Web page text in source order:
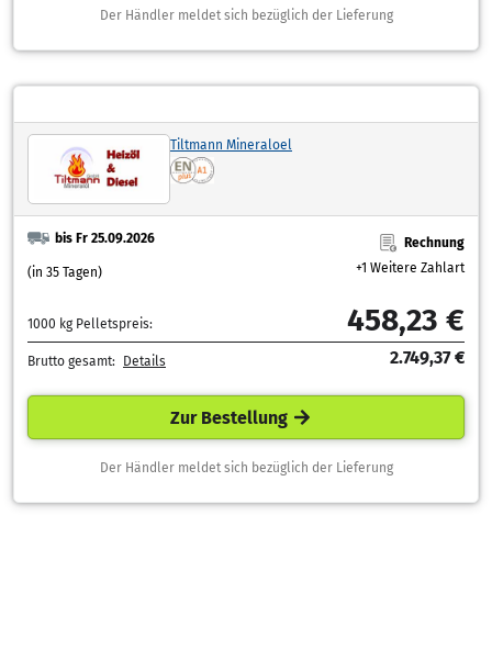
Der Händler meldet sich bezüglich der Lieferung
Tiltmann Mineraloel
bis Fr 25.09.2026
(in 35 Tagen)
Rechnung
+1 Weitere Zahlart
1000 kg Pelletspreis: 458,23 €
Brutto gesamt: Details 2.749,37 €
Zur Bestellung
Der Händler meldet sich bezüglich der Lieferung